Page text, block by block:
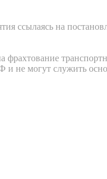
ссылаясь на
и не могут служить